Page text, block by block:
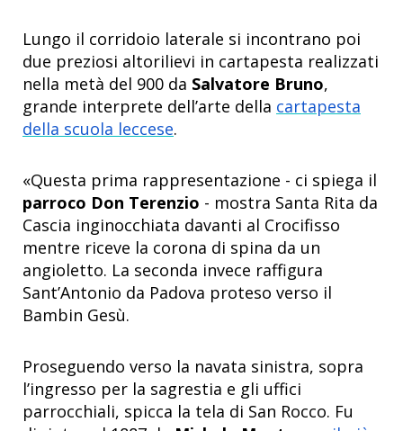
Lungo il corridoio laterale si incontrano poi
due preziosi altorilievi in cartapesta realizzati
nella metà del 900 da Salvatore Bruno,
grande interprete dell’arte della cartapesta
della scuola leccese.
«Questa prima rappresentazione - ci spiega il
parroco Don Terenzio - mostra Santa Rita da
Cascia inginocchiata davanti al Crocifisso
mentre riceve la corona di spina da un
angioletto. La seconda invece raffigura
Sant’Antonio da Padova proteso verso il
Bambin Gesù.
Proseguendo verso la navata sinistra, sopra
l’ingresso per la sagrestia e gli uffici
parrocchiali, spicca la tela di San Rocco. Fu